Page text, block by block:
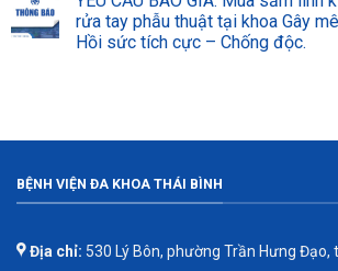
rửa tay phẫu thuật tại khoa Gây
Hồi sức tích cực – Chống độc.
BỆNH VIỆN ĐA KHOA THÁI BÌNH
Địa chỉ: 530 Lý Bôn, phường Trần Hưng Đạo,